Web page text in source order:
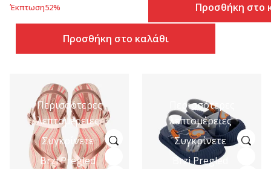
Έκπτωση52%
Προσθήκη στο καλάθι
Προσθήκη στο
Περισσότερες
λεπτομέρειες
Συγκρίνετε
Brzi Pregled
Περισσότερες
λεπτομέρειες
Συγκρίνετε
Brzi Pregled